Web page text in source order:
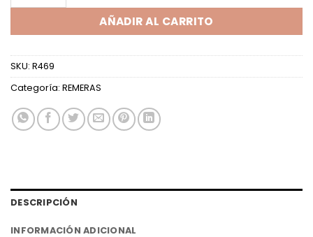
AÑADIR AL CARRITO
SKU: R469
Categoría: REMERAS
DESCRIPCIÓN
INFORMACIÓN ADICIONAL